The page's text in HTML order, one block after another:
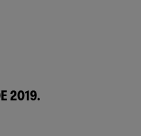
2019.